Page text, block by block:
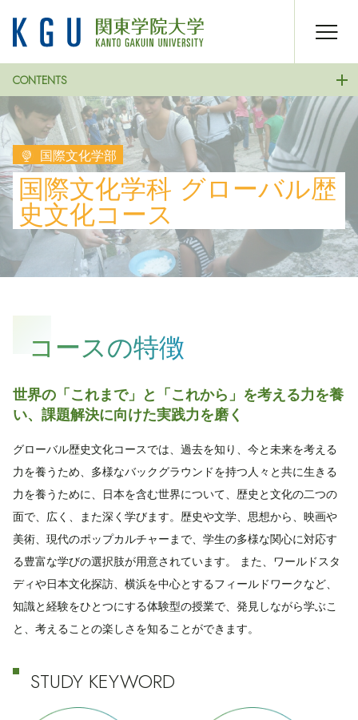
国際文化学部
国際文化学科 グローバル歴
史文化コース
CONTENTS
コースの特徴
世界の「これまで」と「これから」を考える力を養
い、課題解決に向けた実践力を磨く
グローバル歴史文化コースでは、過去を知り、今と未来を考える
力を養うため、多様なバックグラウンドを持つ人々と共に生きる
力を養うために、日本を含む世界について、歴史と文化の二つの
面で、広く、また深く学びます。歴史や文学、思想から、映画や
美術、現代のポップカルチャーまで、学生の多様な関心に対応す
る豊富な学びの選択肢が用意されています。 また、ワールドスタ
ディや日本文化探訪、横浜を中心とするフィールドワークなど、
知識と経験をひとつにする体験型の授業で、発見しながら学ぶこ
と、考えることの楽しさを知ることができます。
STUDY KEYWORD